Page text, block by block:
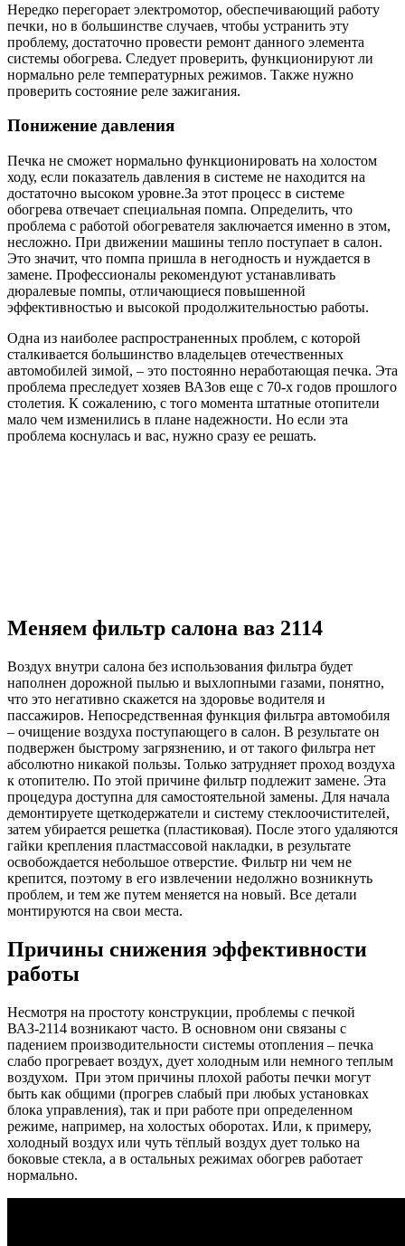
Нередко перегорает электромотор, обеспечивающий работу
печки, но в большинстве случаев, чтобы устранить эту
проблему, достаточно провести ремонт данного элемента
системы обогрева. Следует проверить, функционируют ли
нормально реле температурных режимов. Также нужно
проверить состояние реле зажигания.
Понижение давления
Печка не сможет нормально функционировать на холостом
ходу, если показатель давления в системе не находится на
достаточно высоком уровне.За этот процесс в системе
обогрева отвечает специальная помпа. Определить, что
проблема с работой обогревателя заключается именно в этом,
несложно. При движении машины тепло поступает в салон.
Это значит, что помпа пришла в негодность и нуждается в
замене. Профессионалы рекомендуют устанавливать
дюралевые помпы, отличающиеся повышенной
эффективностью и высокой продолжительностью работы.
Одна из наиболее распространенных проблем, с которой
сталкивается большинство владельцев отечественных
автомобилей зимой, – это постоянно неработающая печка. Эта
проблема преследует хозяев ВАЗов еще с 70-х годов прошлого
столетия. К сожалению, с того момента штатные отопители
мало чем изменились в плане надежности. Но если эта
проблема коснулась и вас, нужно сразу ее решать.
Меняем фильтр салона ваз 2114
Воздух внутри салона без использования фильтра будет
наполнен дорожной пылью и выхлопными газами, понятно,
что это негативно скажется на здоровье водителя и
пассажиров. Непосредственная функция фильтра автомобиля
– очищение воздуха поступающего в салон. В результате он
подвержен быстрому загрязнению, и от такого фильтра нет
абсолютно никакой пользы. Только затрудняет проход воздуха
к отопителю. По этой причине фильтр подлежит замене. Эта
процедура доступна для самостоятельной замены. Для начала
демонтируете щеткодержатели и систему стеклоочистителей,
затем убирается решетка (пластиковая). После этого удаляются
гайки крепления пластмассовой накладки, в результате
освобождается небольшое отверстие. Фильтр ни чем не
крепится, поэтому в его извлечении недолжно возникнуть
проблем, и тем же путем меняется на новый. Все детали
монтируются на свои места.
Причины снижения эффективности
работы
Несмотря на простоту конструкции, проблемы с печкой
ВАЗ-2114 возникают часто. В основном они связаны с
падением производительности системы отопления – печка
слабо прогревает воздух, дует холодным или немного теплым
воздухом. При этом причины плохой работы печки могут
быть как общими (прогрев слабый при любых установках
блока управления), так и при работе при определенном
режиме, например, на холостых оборотах. Или, к примеру,
холодный воздух или чуть тёплый воздух дует только на
боковые стекла, а в остальных режимах обогрев работает
нормально.